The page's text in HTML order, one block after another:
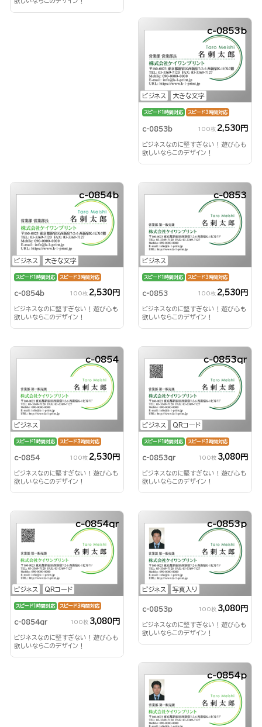
ビジネス 大きな文字
c-0853b
スピード1時間対応 スピード3時間対応
c-0853b 100枚 2,530円
ビジネスなのに堅すぎない！遊び心も
欲しいならこのデザイン！
ビジネス 大きな文字
c-0854b
スピード1時間対応 スピード3時間対応
c-0854b 100枚 2,530円
ビジネスなのに堅すぎない！遊び心も
欲しいならこのデザイン！
ビジネス
c-0853
スピード1時間対応 スピード3時間対応
c-0853 100枚 2,530円
ビジネスなのに堅すぎない！遊び心も
欲しいならこのデザイン！
ビジネス
c-0854
スピード1時間対応 スピード3時間対応
c-0854 100枚 2,530円
ビジネスなのに堅すぎない！遊び心も
欲しいならこのデザイン！
ビジネス QRコード
c-0853qr
スピード1時間対応 スピード3時間対応
c-0853qr 100枚 3,080円
ビジネスなのに堅すぎない！遊び心も
欲しいならこのデザイン！
ビジネス QRコード
c-0854qr
スピード1時間対応 スピード3時間対応
c-0854qr 100枚 3,080円
ビジネスなのに堅すぎない！遊び心も
欲しいならこのデザイン！
ビジネス 写真入り
c-0853p
c-0853p 100枚 3,080円
ビジネスなのに堅すぎない！遊び心も
欲しいならこのデザイン！
c-0854p